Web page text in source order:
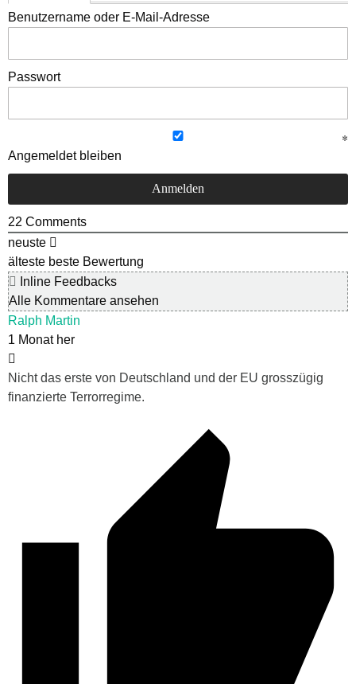
Benutzername oder E-Mail-Adresse
Passwort
Angemeldet bleiben
22 Comments
neuste
älteste beste Bewertung
Inline Feedbacks
Alle Kommentare ansehen
Ralph Martin
1 Monat her
Nicht das erste von Deutschland und der EU grosszügig
finanzierte Terrorregime.